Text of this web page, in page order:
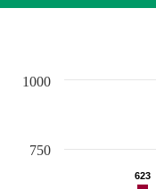
623
623
750
1000